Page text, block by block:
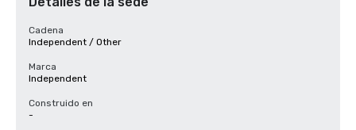
Cadena
Independent / Other
Marca
Independent
Construido en
-